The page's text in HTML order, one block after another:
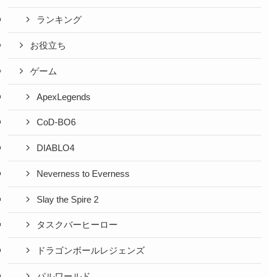
ランキング
お役立ち
ゲーム
ApexLegends
CoD-BO6
DIABLO4
Neverness to Everness
Slay the Spire 2
タスクバーヒーロー
ドラゴンボールレジェンズ